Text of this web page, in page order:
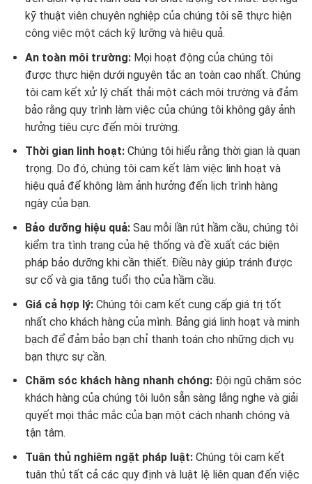
kỹ thuật viên chuyên nghiệp của chúng tôi sẽ thực hiện
công việc một cách kỹ lưỡng và hiệu quả.
An toàn môi trường: Mọi hoạt động của chúng tôi
được thực hiện dưới nguyên tắc an toàn cao nhất. Chúng
tôi cam kết xử lý chất thải một cách môi trường và đảm
bảo rằng quy trình làm việc của chúng tôi không gây ảnh
hưởng tiêu cực đến môi trường.
Thời gian linh hoạt: Chúng tôi hiểu rằng thời gian là quan
trọng. Do đó, chúng tôi cam kết làm việc linh hoạt và
hiệu quả để không làm ảnh hưởng đến lịch trình hàng
ngày của bạn.
Bảo dưỡng hiệu quả: Sau mỗi lần rút hầm cầu, chúng tôi
kiểm tra tình trạng của hệ thống và đề xuất các biện
pháp bảo dưỡng khi cần thiết. Điều này giúp tránh được
sự cố và gia tăng tuổi thọ của hầm cầu.
Giá cả hợp lý: Chúng tôi cam kết cung cấp giá trị tốt
nhất cho khách hàng của mình. Bảng giá linh hoạt và minh
bạch để đảm bảo bạn chỉ thanh toán cho những dịch vụ
bạn thực sự cần.
Chăm sóc khách hàng nhanh chóng: Đội ngũ chăm sóc
khách hàng của chúng tôi luôn sẵn sàng lắng nghe và giải
quyết mọi thắc mắc của bạn một cách nhanh chóng và
tận tâm.
Tuân thủ nghiêm ngặt pháp luật: Chúng tôi cam kết
tuân thủ tất cả các quy định và luật lệ liên quan đến việc